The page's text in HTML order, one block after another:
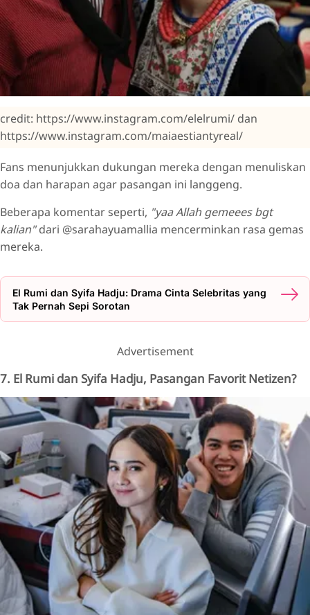
credit: https://www.instagram.com/elelrumi/ dan
https://www.instagram.com/maiaestiantyreal/
Fans menunjukkan dukungan mereka dengan menuliskan
doa dan harapan agar pasangan ini langgeng.
Beberapa komentar seperti, "yaa Allah gemeees bgt
kalian"dari @sarahayuamallia mencerminkan rasa gemas
mereka.
El Rumi dan Syifa Hadju: Drama Cinta Selebritas yang
Tak Pernah Sepi Sorotan
Advertisement
7. El Rumi dan Syifa Hadju, Pasangan Favorit Netizen?